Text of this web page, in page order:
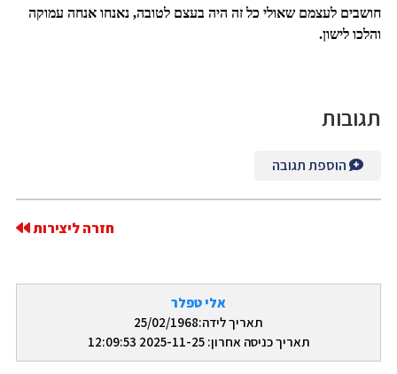
אלי טפלר
תאריך לידה:25/02/1968
תאריך כניסה אחרון: 2025-11-25 12:09:53
חושבים לעצמם שאולי כל זה היה בעצם לטובה, נאנחו אנחה עמוקה
והלכו לישון.
תגובות
הוספת תגובה
חזרה ליצירות